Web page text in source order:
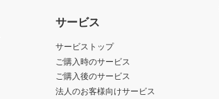
サービス
サービストップ
ご購入時のサービス
ご購入後のサービス
法人のお客様向けサービス